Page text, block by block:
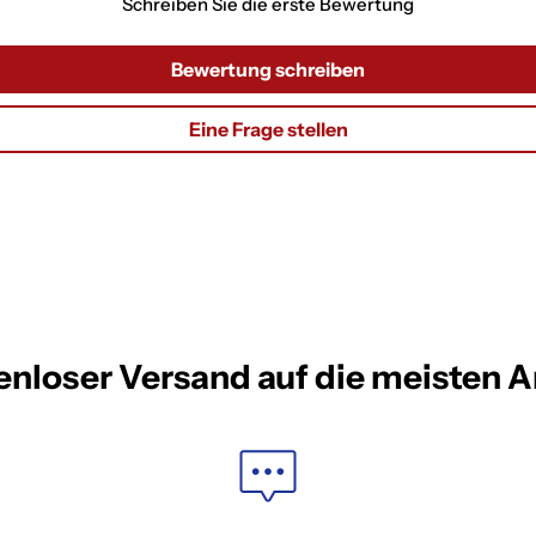
Bewertung schreiben
Eine Frage stellen
Versand auf die meisten